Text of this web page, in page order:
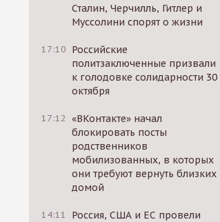
Сталин, Черчилль, Гитлер и
Муссолини спорят о жизни
17:10 Российские
политзаключенные призвали
к голодовке солидарности 30
октября
17:12 «ВКонтакте» начал
блокировать посты
родственников
мобилизованных, в которых
они требуют вернуть близких
домой
14:11
Россия, США и ЕС провели